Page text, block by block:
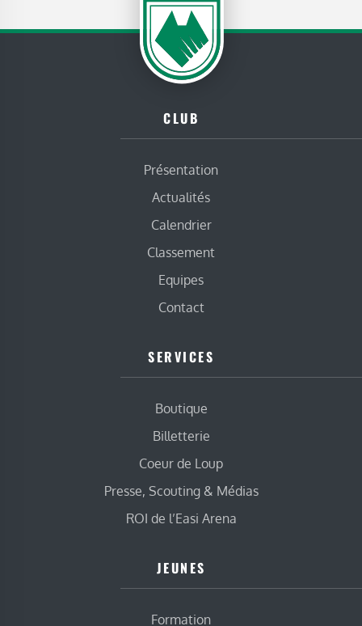
CLUB
Présentation
Actualités
Calendrier
Classement
Equipes
Contact
SERVICES
Boutique
Billetterie
Coeur de Loup
Presse, Scouting & Médias
ROI de l’Easi Arena
JEUNES
Formation